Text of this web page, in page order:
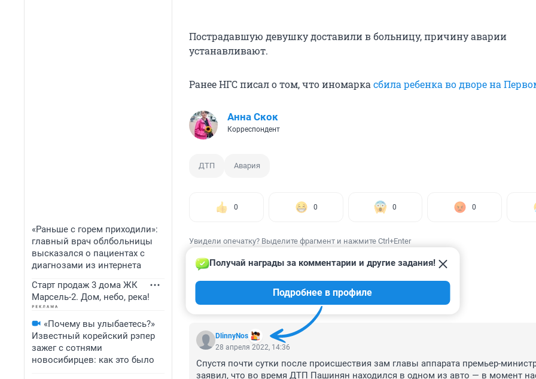
«Раньше с горем приходили»:
главный врач облбольницы
высказался о пациентах с
диагнозами из интернета
Старт продаж 3 дома ЖК
Марсель-2. Дом, небо, река!
«Почему вы улыбаетесь?»
Известный корейский рэпер
зажег с сотнями
новосибирцев: как это было
Пострадавшую девушку доставили в больницу, причину аварии
устанавливают.
Ранее НГС писал о том, что иномарка сбила ребенка во дворе на
Анна Скок
Корреспондент
ДТП Авария
0 0 0 0
Увидели опечатку? Выделите фрагмент и нажмите Ctrl+Enter
КОММЕНТАРИИ 43
DlinnyNos
Получай награды за комментарии и другие задания!
Подробнее в профиле
28 апреля 2022, 14:36
Спустя почти сутки после происшествия зам главы аппарата премьер-
заявил, что во время ДТП Пашинян находился в одном из авто — в момент